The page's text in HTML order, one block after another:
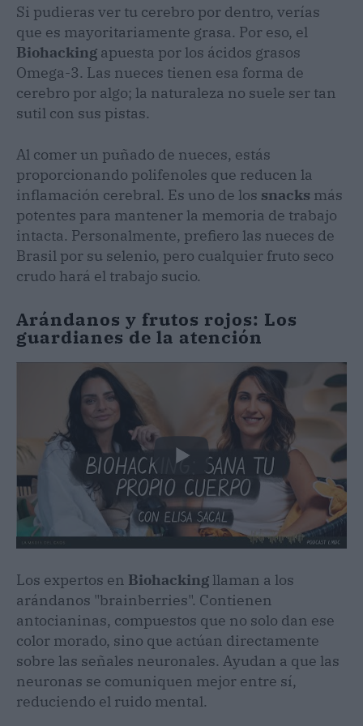
Si pudieras ver tu cerebro por dentro, verías
que es mayoritariamente grasa. Por eso, el
Biohacking apuesta por los ácidos grasos
Omega-3. Las nueces tienen esa forma de
cerebro por algo; la naturaleza no suele ser tan
sutil con sus pistas.
Al comer un puñado de nueces, estás
proporcionando polifenoles que reducen la
inflamación cerebral. Es uno de los snacks más
potentes para mantener la memoria de trabajo
intacta. Personalmente, prefiero las nueces de
Brasil por su selenio, pero cualquier fruto seco
crudo hará el trabajo sucio.
Arándanos y frutos rojos: Los
guardianes de la atención
Los expertos en Biohacking llaman a los
arándanos "brainberries". Contienen
antocianinas, compuestos que no solo dan ese
color morado, sino que actúan directamente
sobre las señales neuronales. Ayudan a que las
neuronas se comuniquen mejor entre sí,
reduciendo el ruido mental.